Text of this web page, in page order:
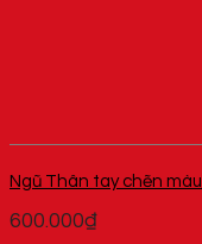
Ngũ Thân tay chẽn
600.000₫